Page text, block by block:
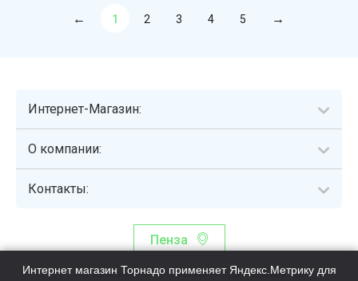
1 2 3 4 5
Интернет-Магазин:
О компании:
Контакты:
Пенза
Торнадо - интернет-гипермаркет, осуществляющий сборку,
Интернет магазин Торнадо применяет Яндекс.Метрику для